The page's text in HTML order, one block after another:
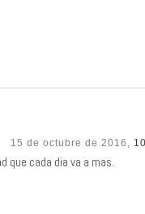
15 de octubre de 2016,
que cada dia va a mas.